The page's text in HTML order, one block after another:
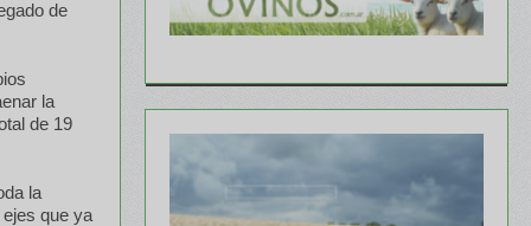
de
la
de 19
la
que ya